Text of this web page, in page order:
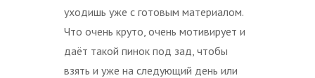
уходишь уже с готовым материалом.
Что очень круто, очень мотивирует и
даёт такой пинок под зад, чтобы
взять и уже на следующий день или